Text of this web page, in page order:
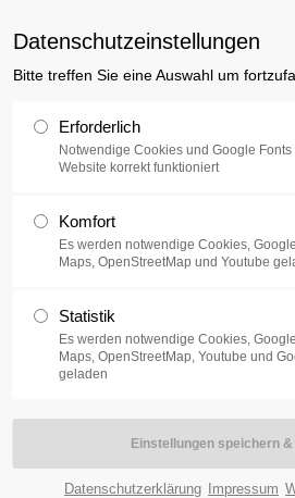
2016 beginnen.
und Hochschulen in Berlin,
zu präsentieren, und die Vielfalt und
im museum
gibt es eine Vernissage, bei der
Datenschutzeinstellungen
Bitte treffen Sie eine Auswahl um
Erforderlich
Notwendige Cookies und Google
Website korrekt funktioniert
Komfort
Es werden notwendige Cookies,
Maps, OpenStreetMap und Youtube
Statistik
Es werden notwendige Cookies,
Maps, OpenStreetMap, Youtube und
geladen
Datenschutzerklärung Impressum